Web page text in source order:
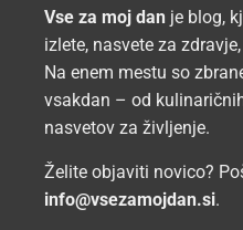
Vse za moj dan je blog,
izlete, nasvete za
Na enem mestu so
vsakdan – od
nasvetov za življenje.
Želite objaviti novico?
info@vsezamojdan.si.